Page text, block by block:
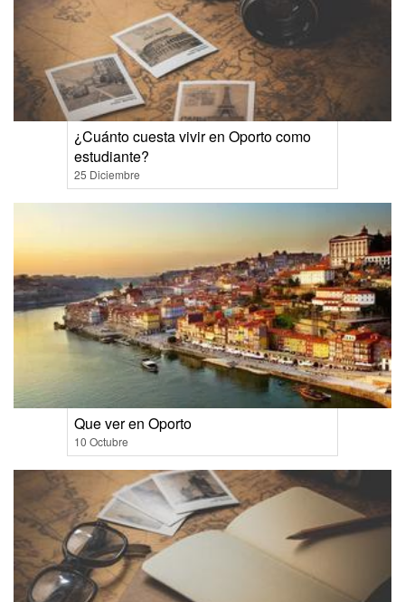
¿Cuánto cuesta vivir en Oporto como
estudiante?
25 Diciembre
Que ver en Oporto
10 Octubre